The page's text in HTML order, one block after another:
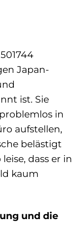
Japan-
ist. Sie
in
aufstellen,
belästigt
dass er in
kaum
und die